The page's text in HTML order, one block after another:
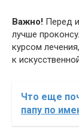
Важно! Перед
лучше
курсом
к
Что еще
папу по